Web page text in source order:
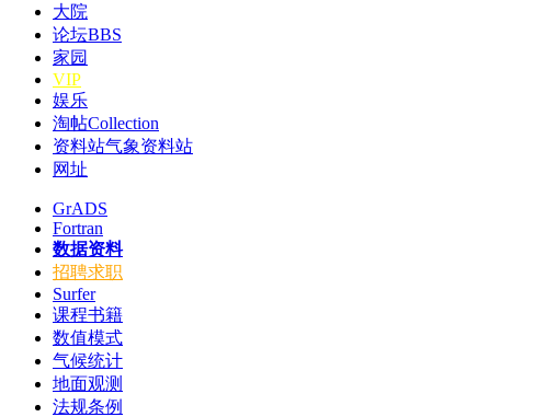
大院
论坛BBS
家园
VIP
娱乐
淘帖Collection
资料站气象资料站
网址
GrADS
Fortran
数据资料
招聘求职
Surfer
课程书籍
数值模式
气候统计
地面观测
法规条例